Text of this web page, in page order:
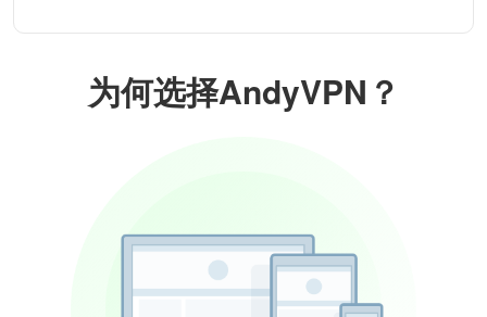
为何选择AndyVPN？